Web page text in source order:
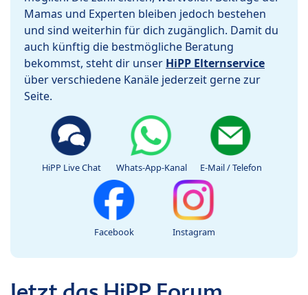
Mamas und Experten bleiben jedoch bestehen
und sind weiterhin für dich zugänglich. Damit du
auch künftig die bestmögliche Beratung
bekommst, steht dir unser HiPP Elternservice
über verschiedene Kanäle jederzeit gerne zur
Seite.
HiPP Live Chat Whats-App-Kanal E-Mail / Telefon
Facebook Instagram